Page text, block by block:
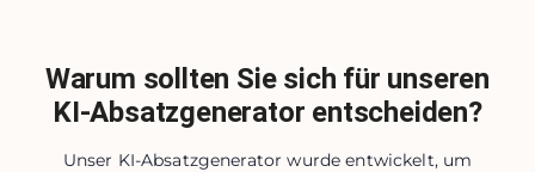
Warum sollten Sie sich für unseren
KI-Absatzgenerator entscheiden?
Unser KI-Absatzgenerator wurde entwickelt, um